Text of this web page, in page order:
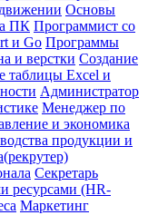
Основы
ПК Программист со
и Go Программы
и верстки Создание
таблицы Excel и
Администратор
Менеджер по
и экономика
продукции и
Секретарь
ресурсами (HR-
Маркетинг